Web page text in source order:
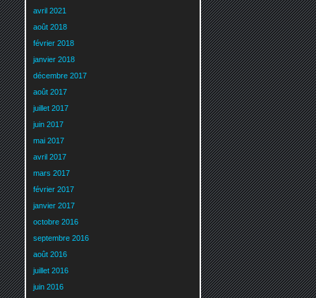
avril 2021
août 2018
février 2018
janvier 2018
décembre 2017
août 2017
juillet 2017
juin 2017
mai 2017
avril 2017
mars 2017
février 2017
janvier 2017
octobre 2016
septembre 2016
août 2016
juillet 2016
juin 2016